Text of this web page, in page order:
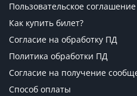
Пользовательское соглашение
Как купить билет?
Согласие на обработку ПД
Политика обработки ПД
Согласие на получение
Способ оплаты